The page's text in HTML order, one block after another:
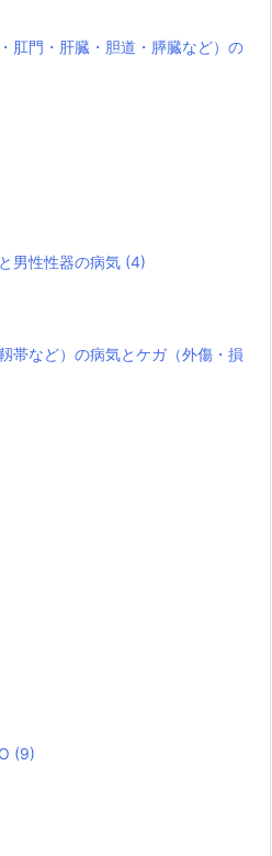
肛門・肝臓・胆道・膵臓など）の
男性性器の病気 (4)
帯など）の病気とケガ（外傷・損
(9)